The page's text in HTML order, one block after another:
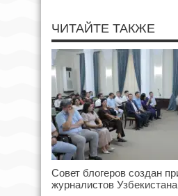
ЧИТАЙТЕ ТАКЖЕ
Совет блогеров создан
журналистов Узбекистана